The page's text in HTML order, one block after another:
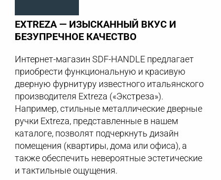
EXTREZA — ИЗЫСКАННЫЙ ВКУС И
БЕЗУПРЕЧНОЕ КАЧЕСТВО
Интернет-магазин SDF-HANDLE предлагает
приобрести функциональную и красивую
дверную фурнитуру известного итальянского
производителя Extreza («Экстреза»).
Например, стильные металлические дверные
ручки Extreza, представленные в нашем
каталоге, позволят подчеркнуть дизайн
помещения (квартиры, дома или офиса), а
также обеспечить невероятные эстетические
и тактильные ощущения.